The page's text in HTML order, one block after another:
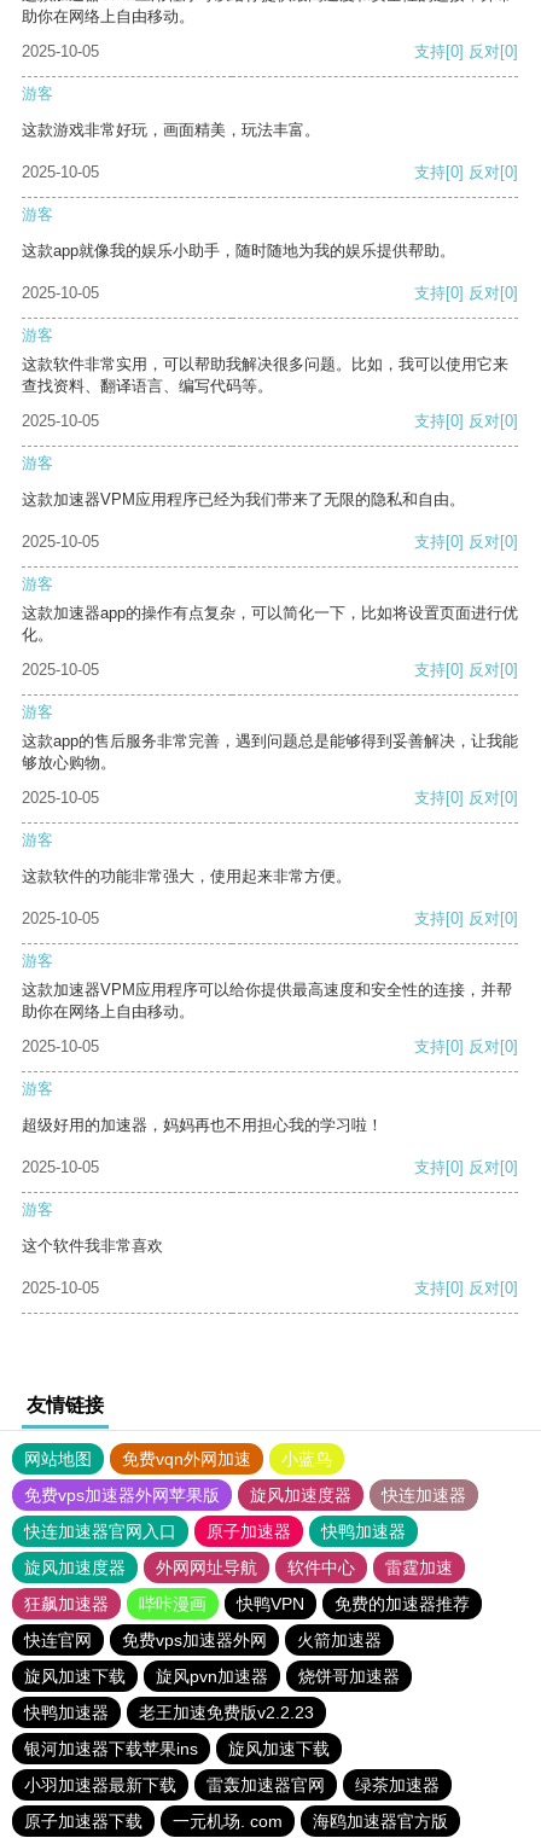
助你在网络上自由移动。
2025-10-05
支持[0] 反对[0]
游客
这款游戏非常好玩，画面精美，玩法丰富。
2025-10-05 支持[0] 反对[0]
游客
这款app就像我的娱乐小助手，随时随地为我的娱乐提供帮助。
2025-10-05 支持[0] 反对[0]
游客
这款软件非常实用，可以帮助我解决很多问题。比如，我可以使用它来
查找资料、翻译语言、编写代码等。
2025-10-05
支持[0] 反对[0]
游客
这款加速器VPM应用程序已经为我们带来了无限的隐私和自由。
2025-10-05 支持[0] 反对[0]
游客
这款加速器app的操作有点复杂，可以简化一下，比如将设置页面进行优
化。
2025-10-05
支持[0] 反对[0]
游客
这款app的售后服务非常完善，遇到问题总是能够得到妥善解决，让我能
够放心购物。
2025-10-05
支持[0] 反对[0]
游客
这款软件的功能非常强大，使用起来非常方便。
2025-10-05 支持[0] 反对[0]
游客
这款加速器VPM应用程序可以给你提供最高速度和安全性的连接，并帮
助你在网络上自由移动。
2025-10-05
支持[0] 反对[0]
游客
超级好用的加速器，妈妈再也不用担心我的学习啦！
2025-10-05 支持[0] 反对[0]
游客
这个软件我非常喜欢
2025-10-05 支持[0] 反对[0]
友情链接
网站地图 免费vqn外网加速
小蓝鸟
免费vps加速器外网苹果版
旋风加速度器
快连加速器
快连加速器官网入口
原子加速器
快鸭加速器
旋风加速度器
外网网址导航 软件中心
雷霆加速
狂飙加速器
哔咔漫画 快鸭VPN
免费的加速器推荐
快连官网
免费vps加速器外网
火箭加速器
旋风加速下载
旋风pvn加速器
烧饼哥加速器
快鸭加速器
老王加速免费版v2.2.23
银河加速器下载苹果ins
旋风加速下载
小羽加速器最新下载
雷轰加速器官网
绿茶加速器
原子加速器下载
一元机场. com 海鸥加速器官方版